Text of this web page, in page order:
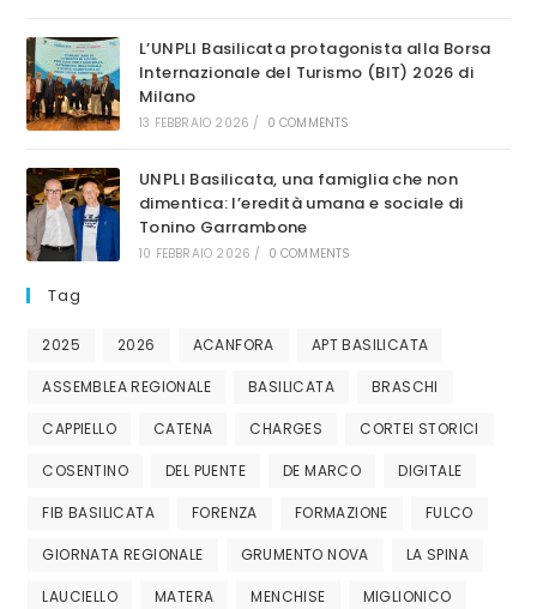
L’UNPLI Basilicata protagonista alla Borsa
Internazionale del Turismo (BIT) 2026 di
Milano
13 FEBBRAIO 2026 / 0 COMMENTS
UNPLI Basilicata, una famiglia che non
dimentica: l’eredità umana e sociale di
Tonino Garrambone
10 FEBBRAIO 2026 / 0 COMMENTS
Tag
2025 2026 ACANFORA APT BASILICATA
ASSEMBLEA REGIONALE BASILICATA BRASCHI
CAPPIELLO CATENA CHARGES CORTEI STORICI
COSENTINO DEL PUENTE DE MARCO DIGITALE
FIB BASILICATA FORENZA FORMAZIONE FULCO
GIORNATA REGIONALE GRUMENTO NOVA LA SPINA
LAUCIELLO MATERA MENCHISE MIGLIONICO